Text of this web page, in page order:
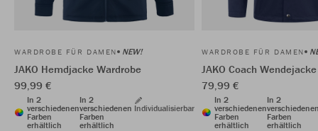
WARDROBE FÜR DAMEN NEW!
JAKO Hemdjacke Wardrobe
99,99 €
In 2
verschiedenen
Farben
erhältlich
In 2
verschiedenen
Farben
erhältlich
Individualisierbar
WARDROBE FÜR DAMEN
JAKO Coach
79,99 €
In 2
verschiedenen
Farben
erhältlich
In 2
Farben
erhältlich